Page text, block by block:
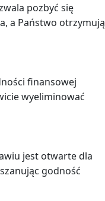
pozbyć się
a Państwo otrzymują
finansowej
wyeliminować
jest otwarte dla
godność